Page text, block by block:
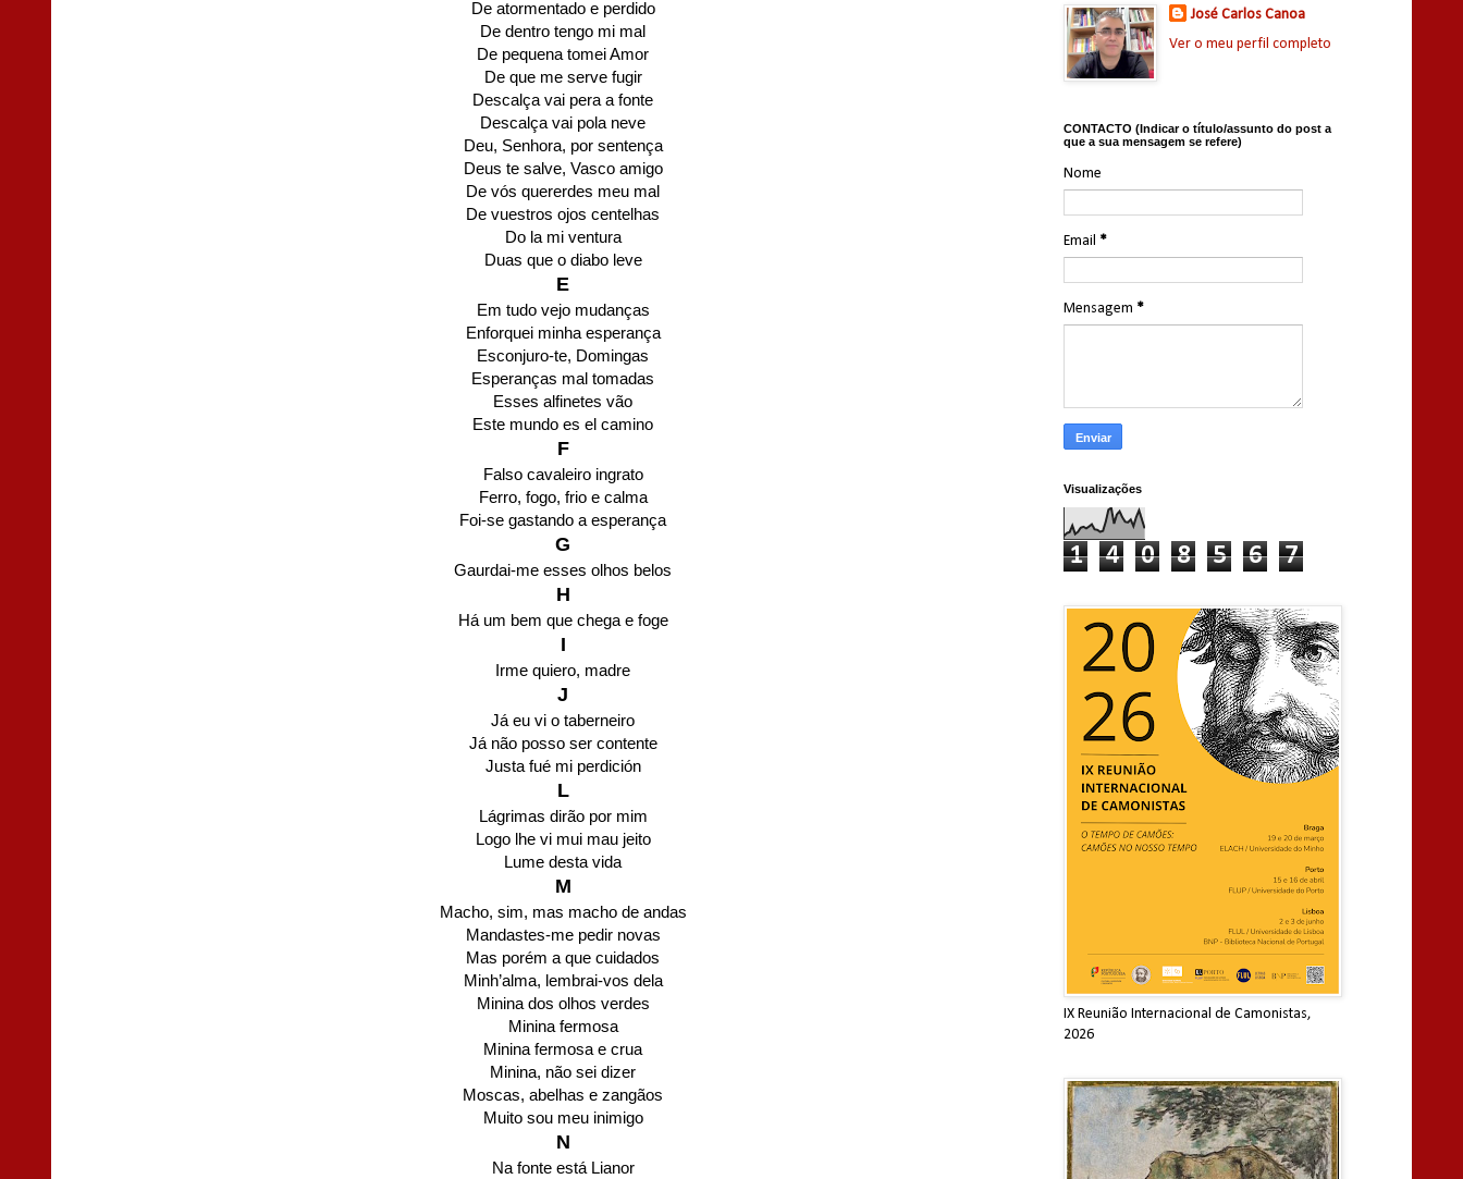
De atormentado e perdido
De dentro tengo mi mal
De pequena tomei Amor
De que me serve fugir
Descalça vai pera a fonte
Descalça vai pola neve
Deu, Senhora, por sentença
Deus te salve, Vasco amigo
De vós quererdes meu mal
De vuestros ojos centelhas
Do la mi ventura
Duas que o diabo leve
E
Em tudo vejo mudanças
Enforquei minha esperança
Esconjuro-te, Domingas
Esperanças mal tomadas
Esses alfinetes vão
Este mundo es el camino
F
Falso cavaleiro ingrato
Ferro, fogo, frio e calma
Foi-se gastando a esperança
G
Gaurdai-me esses olhos belos
H
Há um bem que chega e foge
I
Irme quiero, madre
J
Já eu vi o taberneiro
Já não posso ser contente
Justa fué mi perdición
L
Lágrimas dirão por mim
Logo lhe vi mui mau jeito
Lume desta vida
M
Macho, sim, mas macho de andas
Mandastes-me pedir novas
Mas porém a que cuidados
Minh’alma, lembrai-vos dela
Minina dos olhos verdes
Minina fermosa
Minina fermosa e crua
Minina, não sei dizer
Moscas, abelhas e zangãos
Muito sou meu inimigo
N
Na fonte está Lianor
José Carlos Canoa
Ver o meu perfil completo
CONTACTO (Indicar o título/assunto do post a
que a sua mensagem se refere)
Nome
Email *
Mensagem *
Visualizações
1 4 0 8 5 6 7
IX Reunião Internacional de Camonistas,
2026